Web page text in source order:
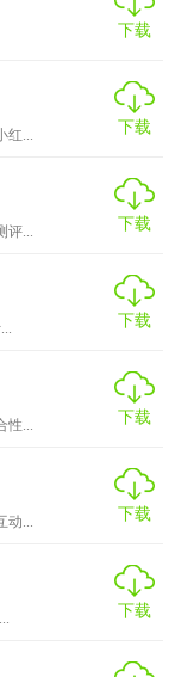
下载
红...
下载
评...
下载
下载
性...
下载
动...
下载
下载